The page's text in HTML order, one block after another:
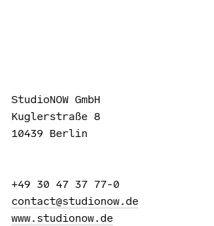
StudioNOW GmbH
Kuglerstraße 8
10439 Berlin
+49 30 47 37 77-0
contact@studionow.de
www.studionow.de